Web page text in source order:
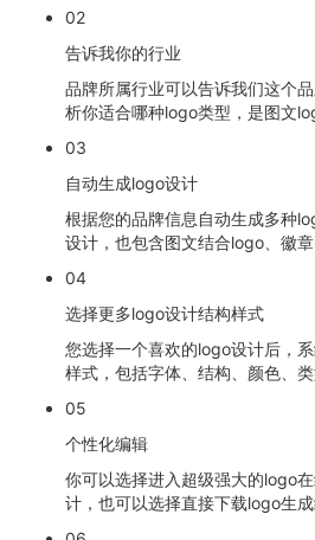
02
告诉我你的行业
品牌所属行业可以告诉我们这个
析你适合哪种logo类型，是图文
03
自动生成logo设计
根据您的品牌信息自动生成多种
设计，也包含图文结合logo、徽章
04
选择更多logo设计结构样式
您选择一个喜欢的logo设计后，
样式，包括字体、结构、颜色、类
05
个性化编辑
你可以选择进入超级强大的logo
计，也可以选择直接下载logo生成